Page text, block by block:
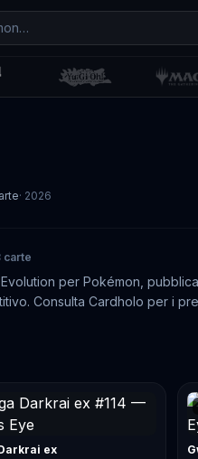
· 2026
carte
per Pokémon,
Consulta Cardholo per i
ex